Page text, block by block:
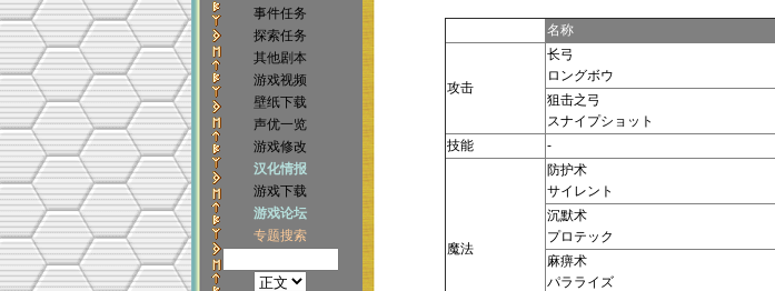
名称
攻击
长弓
ロングボウ
狙击之弓
スナイプショット
技能 -
魔法
防护术
サイレント
沉默术
プロテック
麻痹术
パラライズ
事件任务
探索任务
其他剧本
游戏视频
壁纸下载
声优一览
游戏修改
汉化情报
游戏下载
游戏论坛
专题搜索